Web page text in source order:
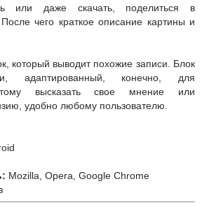
или даже скачать, поделиться в
чего краткое описание картины и
который выводит похожие записи. Блок
адаптированный, конечно, для
высказать свое мнение или
удобно любому пользователю.
Mozilla, Opera, Google Chrome